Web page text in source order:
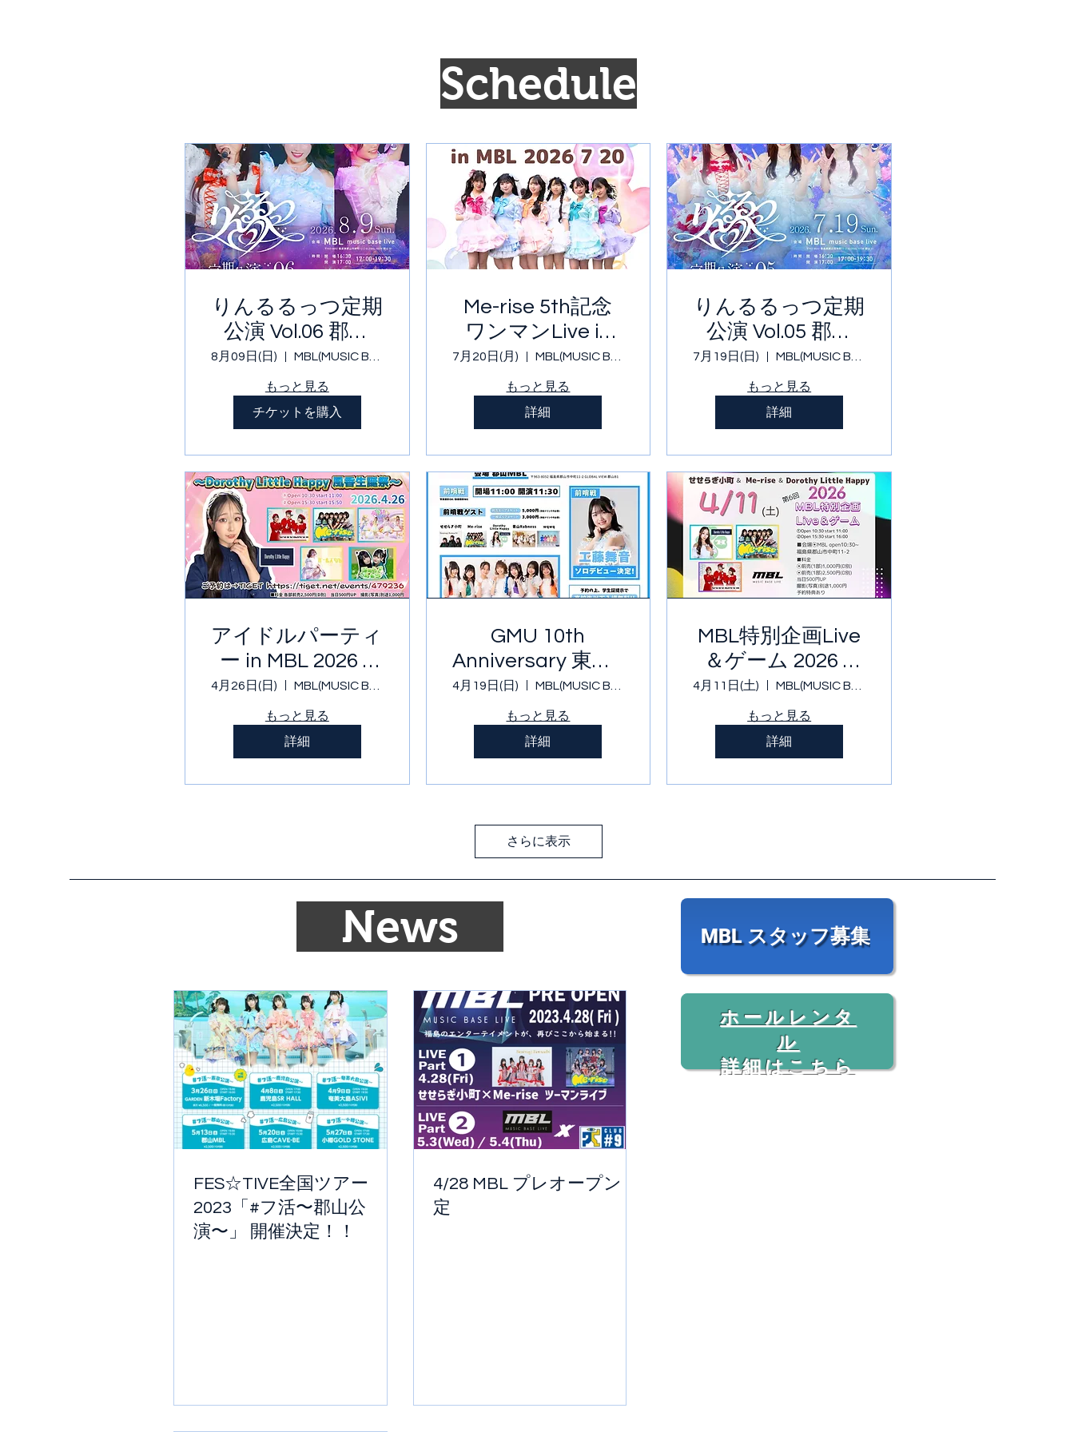
​Schedule
りんるるっつ定期
公演 Vol.06 郡山
MBL
8月09日(日) MBL(MUSIC BASE LIVE)
もっと見る
チケットを購入
Me-rise 5th記念
ワンマンLive in
MBL 2026 7 20
7月20日(月) MBL(MUSIC BASE LIVE)
もっと見る
詳細
りんるるっつ定期
公演 Vol.05 郡山
MBL
7月19日(日) MBL(MUSIC BASE LIVE)
もっと見る
詳細
アイドルパーティ
ー in MBL 2026 4
26〜Dorothy
Little Happy 風香
生誕祭〜
4月26日(日)
もっと見る
詳細
GMU 10th
Anniversary 東北6
県ツアー 福島
4月19日(日)
もっと見る
詳細
MBL特別企画Live
＆ゲーム 2026 4
11
4月11日(土)
もっと見る
詳細
さらに表示
​ News
FES☆TIVE全国ツアー
2023「#フ活〜郡山公
演〜」 開催決定！！
4/28 MBL プレオープン 決
定
MBL スタッフ募集
ホールレンタ
ル
​詳細はこちら